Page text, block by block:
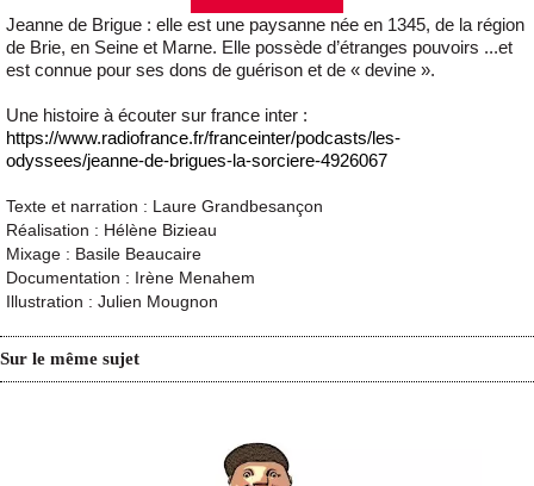
Jeanne de Brigue : elle est une paysanne née en 1345, de la région
de Brie, en Seine et Marne. Elle possède d’étranges pouvoirs ...et
est connue pour ses dons de guérison et de « devine ».
Une histoire à écouter sur france inter :
https://www.radiofrance.fr/franceinter/podcasts/les-
odyssees/jeanne-de-brigues-la-sorciere-4926067
Texte et narration : Laure Grandbesançon
Réalisation : Hélène Bizieau
Mixage : Basile Beaucaire
Documentation : Irène Menahem
Illustration : Julien Mougnon
Sur le même sujet